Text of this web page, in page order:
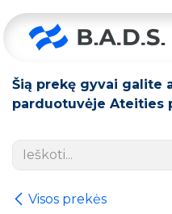
Šią prekę gyvai galite
parduotuvėje Ateities
Visos prekės